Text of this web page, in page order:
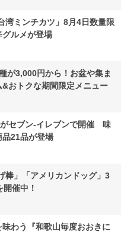
湾ミンチカツ」8月4日数量限
グルメが登場
が3,000円から！お盆や集ま
おトクな期間限定メニュー
セブン-イレブンで開催 味
品21品が登場
棒」「アメリカンドッグ」3
催中！
わう『和歌山毎度おおきに